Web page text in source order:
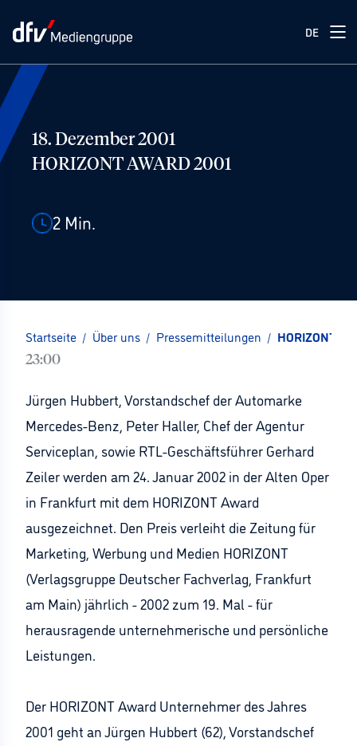
DE
18. Dezember 2001
HORIZONT AWARD 2001
2 Min.
Startseite / Über uns / Pressemitteilungen / HORIZONT
23:00
Jürgen Hubbert, Vorstandschef der Automarke
Mercedes-Benz, Peter Haller, Chef der Agentur
Serviceplan, sowie RTL-Geschäftsführer Gerhard
Zeiler werden am 24. Januar 2002 in der Alten Oper
in Frankfurt mit dem HORIZONT Award
ausgezeichnet. Den Preis verleiht die Zeitung für
Marketing, Werbung und Medien HORIZONT
(Verlagsgruppe Deutscher Fachverlag, Frankfurt
am Main) jährlich - 2002 zum 19. Mal - für
herausragende unternehmerische und persönliche
Leistungen.
Der HORIZONT Award Unternehmer des Jahres
2001 geht an Jürgen Hubbert (62), Vorstandschef